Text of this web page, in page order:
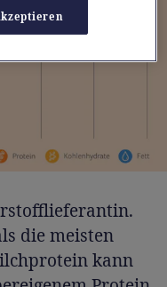
die meisten
kann